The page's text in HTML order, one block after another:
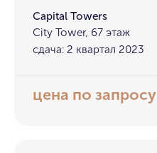
Capital Towers
City Tower, 67 этаж
сдача: 2 квартал 2023
цена по запросу